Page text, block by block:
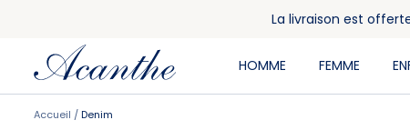
La livraison est
HOMME FEMME
Accueil Denim